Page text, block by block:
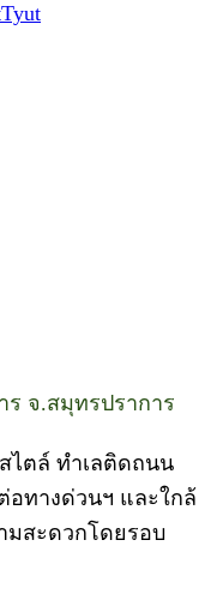
ร จ.สมุทรปราการ
ไตล์ ทำเลติดถนน
อทางด่วนฯ และใกล้
มสะดวกโดยรอบ